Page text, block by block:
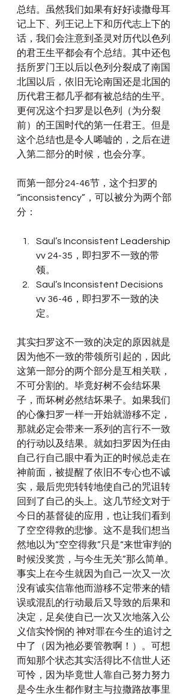
总结。虽然我们如果有好好读撒母耳
记上下、列王记上下和历代志上下的
话，我们会注意到圣灵对历代以色列
的君王生平都会有个总结。其中还包
括所罗门王以后以色列分裂成了南国
北国以后，依旧无论南国还是北国的
历代君王都几乎都有被总结的生平。
更何况这个扫罗是以色列（为分裂
前）的王国时代的第一任君王。但是
这个总结也是令人唏嘘的，之后在进
入第二部分的时候，也会分享。
而第一部分24-46节，这个扫罗的
“inconsistency”，可以被分为两个部
分：
Saul’s Inconsistent Leadership
vv 24-35，即扫罗不一致的带
领。
Saul’s Inconsistent Decisions
vv 36-46，即扫罗不一致的决
定。
其实扫罗这不一致的决定的原因就是
因为他不一致的带领所引起的，因此
这第一部分的两个部分是互相关联，
不可分割的。毕竟好树不会结坏果
子，而坏树必然结坏果子。如果我们
的心像扫罗一样一开始就游移不定，
那就必定会带来一系列的言行不一致
的行动以及结果。就如扫罗因为任由
自己行自己眼中看为正的时候总走在
神前面，被提醒了依旧不专心也不诚
实，最后兜兜转转地使自己的咒诅转
回到了自己的头上。这几节经文对于
今日的基督徒的应用，也让我们看到
了空空得救的悲惨。这不是我们想当
然地以为“空空得救”只是“来世审判的
时候没奖赏，与今生无关”那么简单。
事实上在今生就因为自己一次又一次
没有诚实信靠他而游移不定带来的错
误或混乱的行动最后又导致的后果和
决定，足矣使自已一次又次地落入公
义信实怜悯的 神对罪在今生的追讨之
中了（因为祂必要管教啊！）。可想
而知那个状态其实活得比不信世人还
可怜，因为毕竟世人靠自己努力努力
是今生永生都作财主与拉撒路故事里